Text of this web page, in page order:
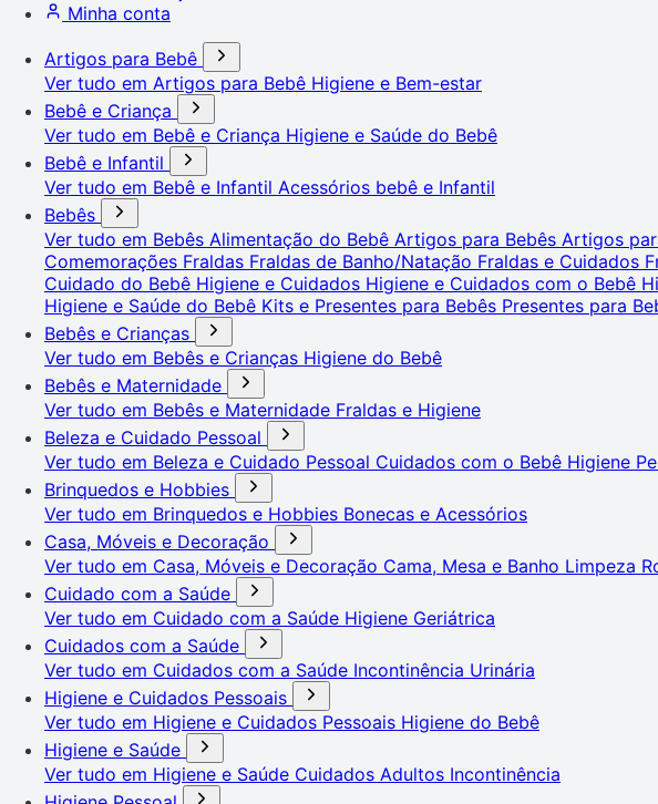
Minha conta
Artigos para Bebê
Ver tudo em Artigos para Bebê Higiene e Bem-estar
Bebê e Criança
Ver tudo em Bebê e Criança Higiene e Saúde do Bebê
Bebê e Infantil
Ver tudo em Bebê e Infantil Acessórios bebê e Infantil
Bebês
Ver tudo em Bebês Alimentação do Bebê Artigos para Bebês Artigos
Comemorações Fraldas Fraldas de Banho/Natação Fraldas e Cuidados
Cuidado do Bebê Higiene e Cuidados Higiene e Cuidados com o Bebê
Higiene e Saúde do Bebê Kits e Presentes para Bebês Presentes para
Bebês e Crianças
Ver tudo em Bebês e Crianças Higiene do Bebê
Bebês e Maternidade
Ver tudo em Bebês e Maternidade Fraldas e Higiene
Beleza e Cuidado Pessoal
Ver tudo em Beleza e Cuidado Pessoal Cuidados com o Bebê Higiene
Brinquedos e Hobbies
Ver tudo em Brinquedos e Hobbies Bonecas e Acessórios
Casa, Móveis e Decoração
Ver tudo em Casa, Móveis e Decoração Cama, Mesa e Banho Limpeza
Cuidado com a Saúde
Ver tudo em Cuidado com a Saúde Higiene Geriátrica
Cuidados com a Saúde
Ver tudo em Cuidados com a Saúde Incontinência Urinária
Higiene e Cuidados Pessoais
Ver tudo em Higiene e Cuidados Pessoais Higiene do Bebê
Higiene e Saúde
Ver tudo em Higiene e Saúde Cuidados Adultos Incontinência